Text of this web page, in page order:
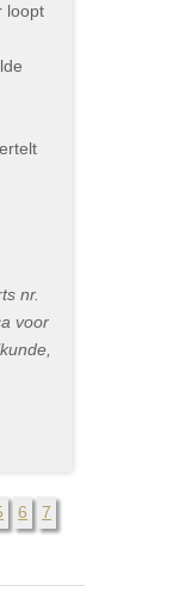
loopt
nr.
voor
6
7